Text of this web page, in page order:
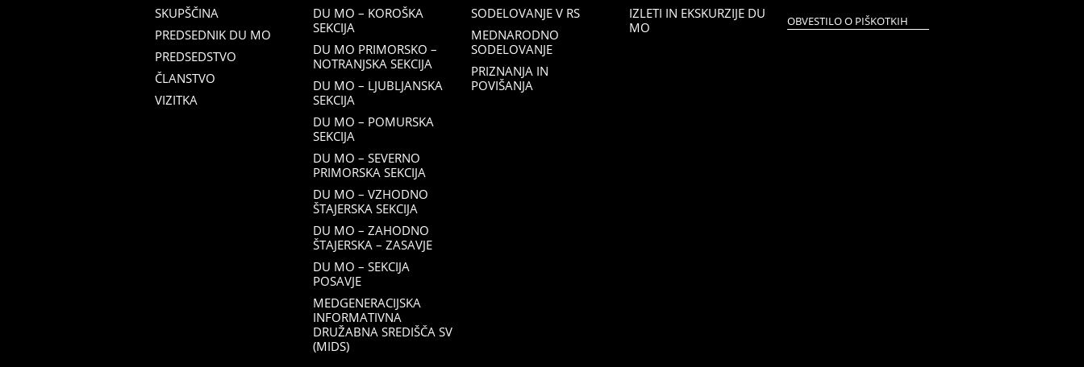
SKUPŠČINA
PREDSEDNIK DU MO
PREDSEDSTVO
ČLANSTVO
VIZITKA
DU MO – KOROŠKA
SEKCIJA
DU MO PRIMORSKO –
NOTRANJSKA SEKCIJA
DU MO – LJUBLJANSKA
SEKCIJA
DU MO – POMURSKA
SEKCIJA
DU MO – SEVERNO
PRIMORSKA SEKCIJA
DU MO – VZHODNO
ŠTAJERSKA SEKCIJA
DU MO – ZAHODNO
ŠTAJERSKA – ZASAVJE
DU MO – SEKCIJA
POSAVJE
MEDGENERACIJSKA
INFORMATIVNA
DRUŽABNA SREDIŠČA SV
(MIDS)
SODELOVANJE V RS
MEDNARODNO
SODELOVANJE
PRIZNANJA IN
POVIŠANJA
IZLETI IN EKSKURZIJE DU
MO
OBVESTILO O PIŠKOTKIH